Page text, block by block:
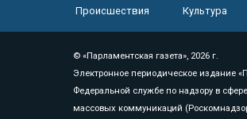
Происшествия
Культура
© «Парламентская газета», 2026 г.
Электронное периодическое издание
Федеральной службе по надзору в
массовых коммуникаций